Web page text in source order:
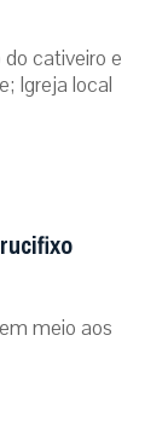
cativeiro e
Igreja local
meio aos